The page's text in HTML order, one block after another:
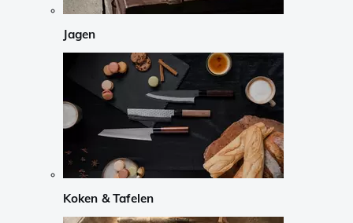
Jagen
Koken & Tafelen